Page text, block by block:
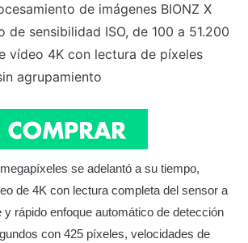
de imágenes BIONZ X
de sensibilidad ISO, de 100 a 51.200
vídeo 4K con lectura de píxeles
agrupamiento
se adelantó a su tiempo,
de 4K con lectura completa del sensor a
y rápido enfoque automático de detección
con 425 píxeles, velocidades de